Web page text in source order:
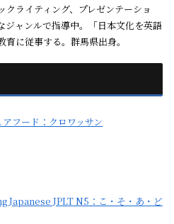
ライティング、プレゼンテーショ
ジャンルで指導中。「日本文化を英語
に従事する。群馬県出身。
アフード：クロワッサン
Japanese JPLT N5：こ・そ・あ・ど